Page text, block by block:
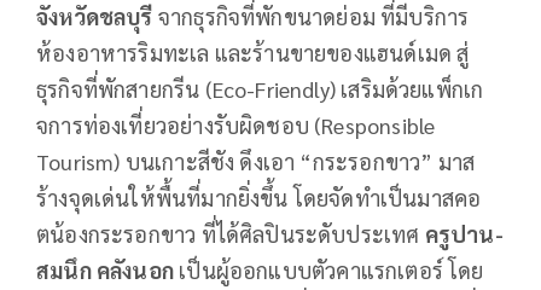
จังหวัดชลบุรี จากธุรกิจที่พักขนาดย่อม ที่มีบริการ
ห้องอาหารริมทะเล และร้านขายของแฮนด์เมด สู่
ธุรกิจที่พักสายกรีน (Eco-Friendly) เสริมด้วยแพ็กเก
จการท่องเที่ยวอย่างรับผิดชอบ (Responsible
Tourism) บนเกาะสีชัง ดึงเอา “กระรอกขาว” มาส
ร้างจุดเด่นให้พื้นที่มากยิ่งขึ้น โดยจัดทำเป็นมาสคอ
ตน้องกระรอกขาว ที่ได้ศิลปินระดับประเทศ ครูปาน-
สมนึก คลังนอกเป็นผู้ออกแบบตัวคาแรกเตอร์ โดย